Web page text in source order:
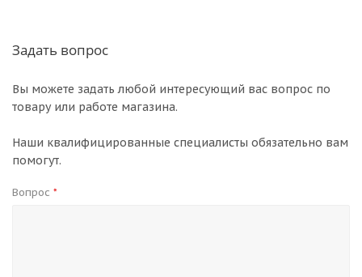
Задать вопрос
Вы можете задать любой интересующий вас вопрос по
товару или работе магазина.
Наши квалифицированные специалисты обязательно вам
помогут.
Вопрос *